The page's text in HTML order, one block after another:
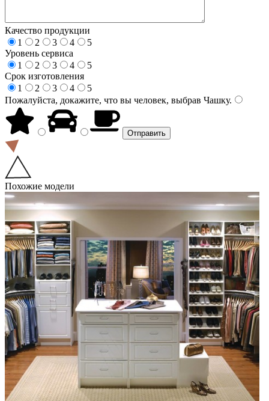
Качество продукции
1
2 3 4
5
Уровень сервиса
1
2 3 4
5
Срок изготовления
1
2 3 4
5
Пожалуйста, докажите, что вы человек, выбрав Чашку.
Похожие модели